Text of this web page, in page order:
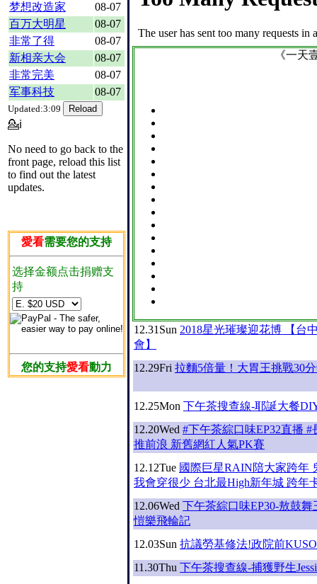
梦想改造家
08-07
百万大明星
08-07
非常了得
08-07
新相亲大会
08-07
非常完美
08-07
军事科技
08-07
Updated:3:09
💁ℹ
No need to go back to the
front page, reload this list
to find out the latest
updates.
愛看需要您的支持
选择金额点击捐赠支
持
您的支持愛看動力
《一天
12.31Sun 2018星光璀璨迎花博 【台
會】
12.29Fri 拉麵5倍量！大胃王挑戰30
12.25Mon 下午茶搜查線-耶誕大餐
12.20Wed #下午茶綜口味EP32直播 #
推前浪 新舊網紅人氣PK賽
12.12Tue 國際巨星RAIN陪大家跨年
我會穿很少 台北最High新年城 跨年
12.06Wed 下午茶綜口味EP30-敖鼓舞
愷樂飛輪記
12.03Sun 抗議勞基修法!政院前
11.30Thu 下午茶搜查線-捕獲野生